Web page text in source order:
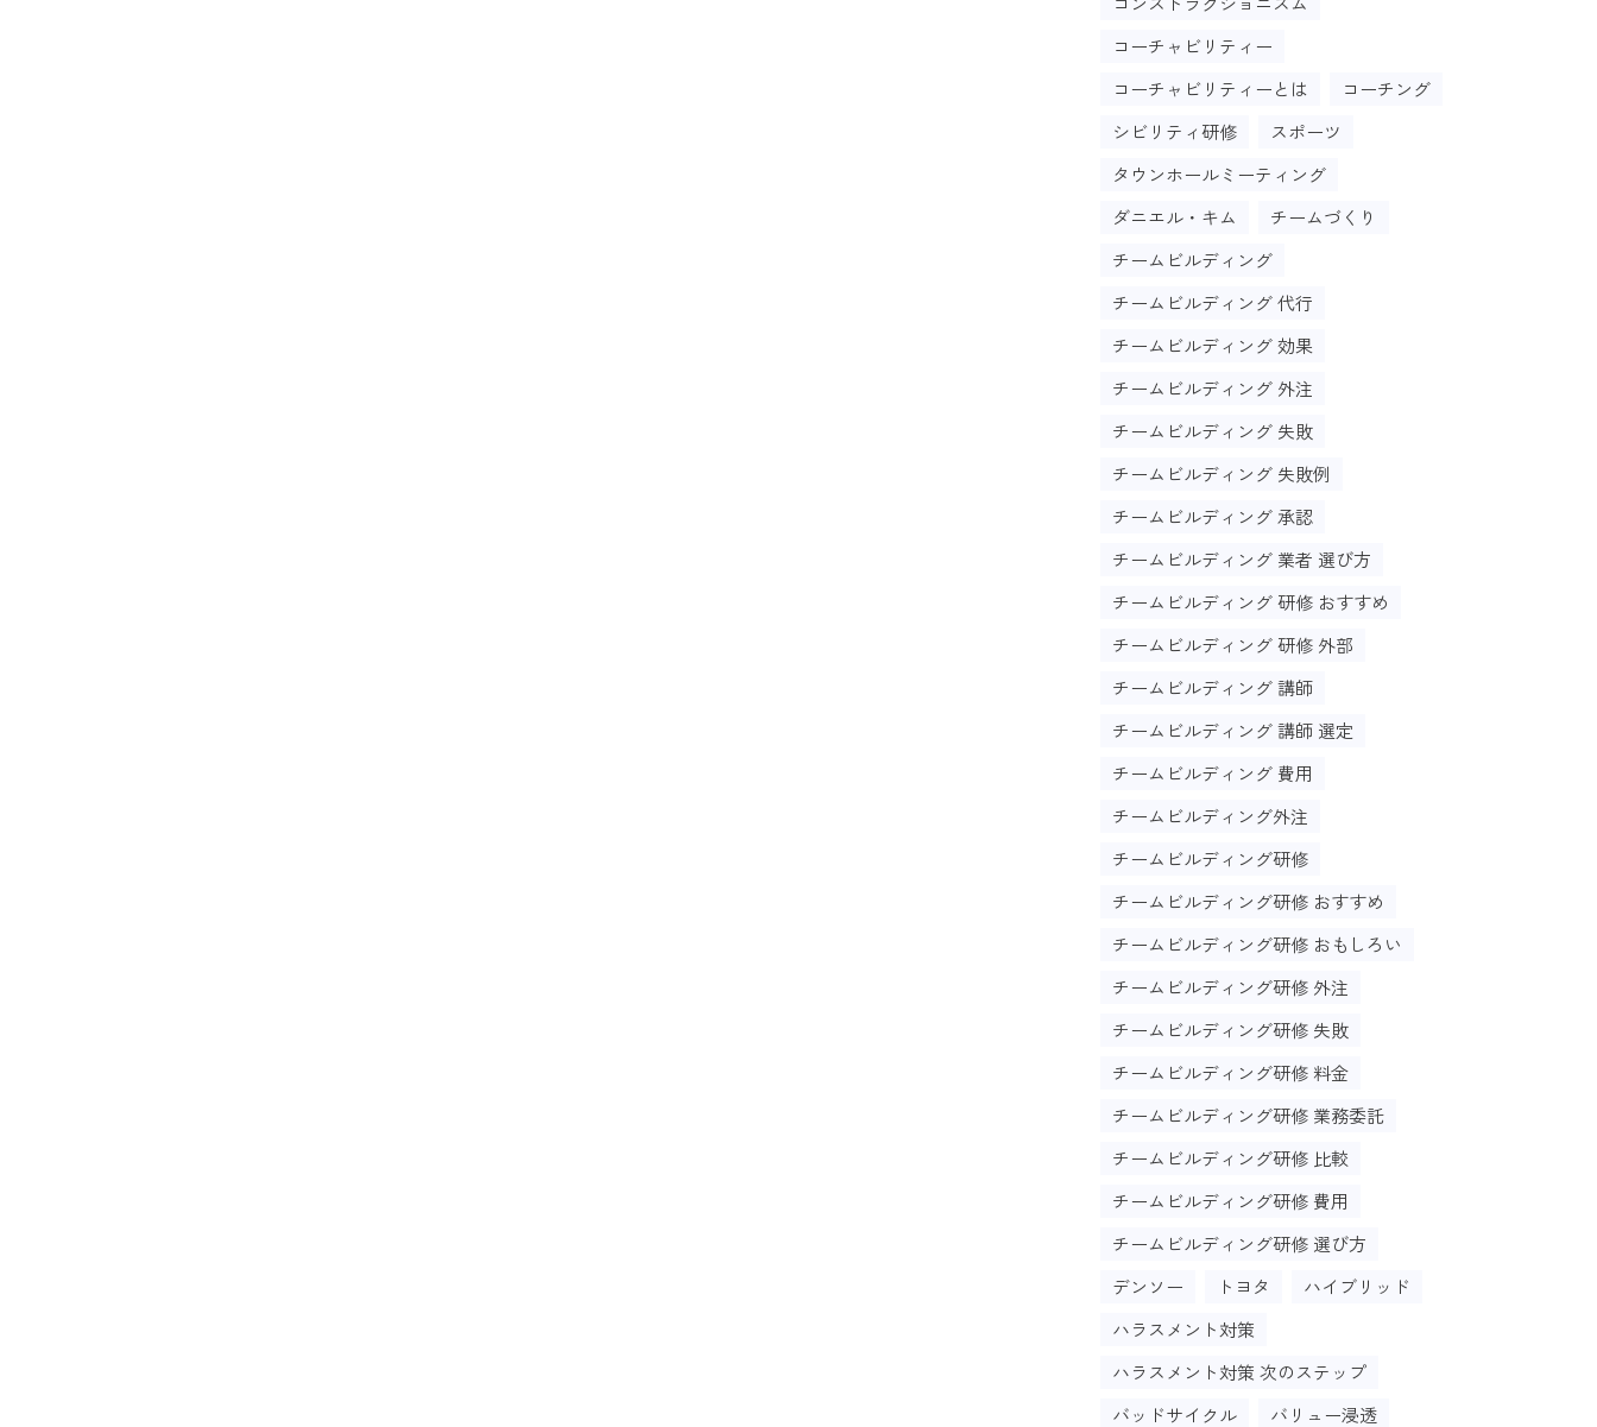
コーチャビリティー
コーチャビリティーとは
コーチング
シビリティ研修
スポーツ
タウンホールミーティング
ダニエル・キム
チームづくり
チームビルディング
チームビルディング 代行
チームビルディング 効果
チームビルディング 外注
チームビルディング 失敗
チームビルディング 失敗例
チームビルディング 承認
チームビルディング 業者 選び方
チームビルディング 研修 おすすめ
チームビルディング 研修 外部
チームビルディング 講師
チームビルディング 講師 選定
チームビルディング 費用
チームビルディング外注
チームビルディング研修
チームビルディング研修 おすすめ
チームビルディング研修 おもしろい
チームビルディング研修 外注
チームビルディング研修 失敗
チームビルディング研修 料金
チームビルディング研修 業務委託
チームビルディング研修 比較
チームビルディング研修 費用
チームビルディング研修 選び方
デンソー
トヨタ
ハイブリッド
ハラスメント対策
ハラスメント対策 次のステップ
バッドサイクル
バリュー浸透